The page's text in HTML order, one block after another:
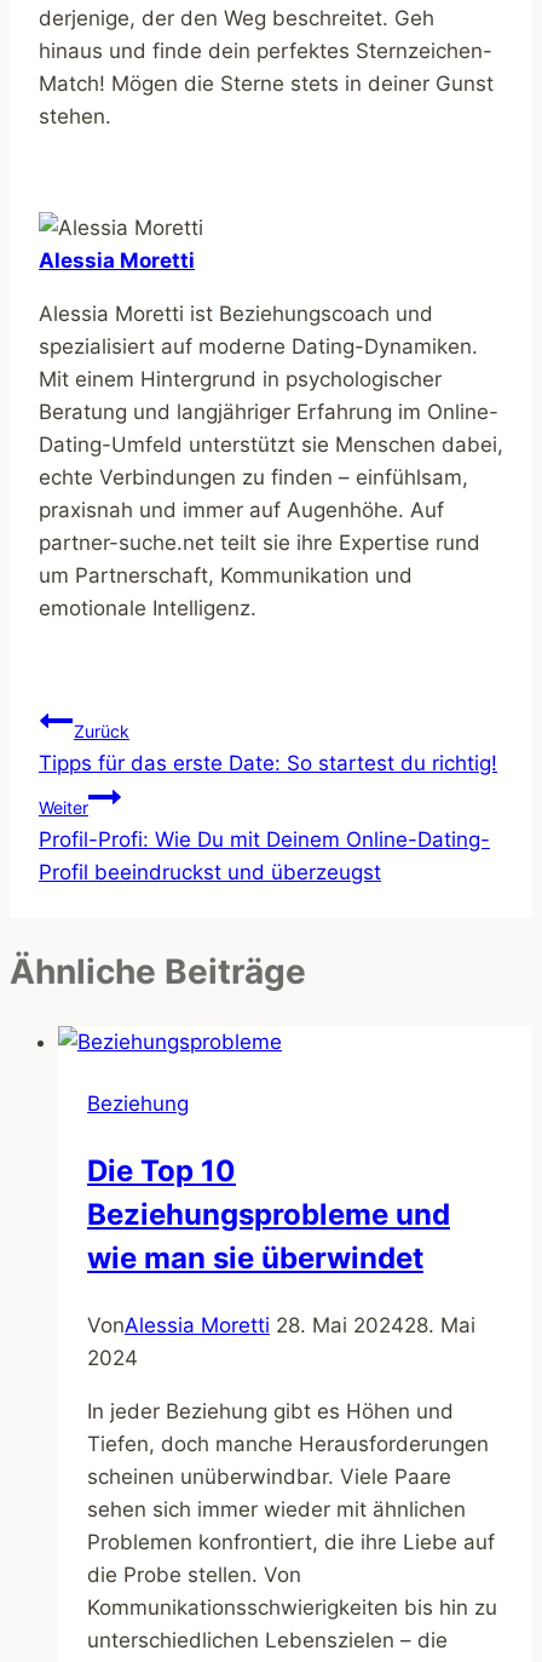
derjenige, der den Weg beschreitet. Geh
hinaus und finde dein perfektes Sternzeichen-
Match! Mögen die Sterne stets in deiner Gunst
stehen.
Alessia Moretti
Alessia Moretti ist Beziehungscoach und
spezialisiert auf moderne Dating-Dynamiken.
Mit einem Hintergrund in psychologischer
Beratung und langjähriger Erfahrung im Online-
Dating-Umfeld unterstützt sie Menschen dabei,
echte Verbindungen zu finden – einfühlsam,
praxisnah und immer auf Augenhöhe. Auf
partner-suche.net teilt sie ihre Expertise rund
um Partnerschaft, Kommunikation und
emotionale Intelligenz.
Beitragsnavigation
Zurück
Tipps für das erste Date: So startest du richtig!
Weiter
Profil-Profi: Wie Du mit Deinem Online-Dating-
Profil beeindruckst und überzeugst
Ähnliche Beiträge
Beziehung
Die Top 10
Beziehungsprobleme und
wie man sie überwindet
VonAlessia Moretti 28. Mai 202428. Mai
2024
In jeder Beziehung gibt es Höhen und
Tiefen, doch manche Herausforderungen
scheinen unüberwindbar. Viele Paare
sehen sich immer wieder mit ähnlichen
Problemen konfrontiert, die ihre Liebe auf
die Probe stellen. Von
Kommunikationsschwierigkeiten bis hin zu
unterschiedlichen Lebenszielen – die